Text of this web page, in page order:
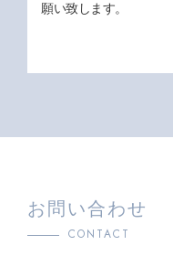
願い致します。
お問い合わせ
CONTACT